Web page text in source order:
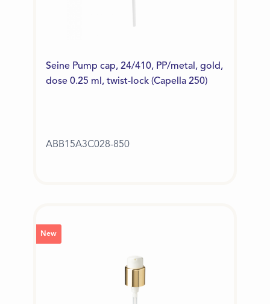
Seine Pump cap, 24/410, PP/metal, gold,
dose 0.25 ml, twist-lock (Capella 250)
ABB15A3C028-850
New